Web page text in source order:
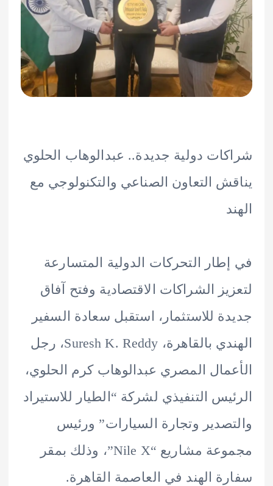
دولية جديدة.. عبدالوهاب الحلوي
التعاون الصناعي والتكنولوجي مع
التحركات الدولية المتسارعة
الشراكات الاقتصادية وفتح آفاق
للاستثمار، استقبل سعادة السفير
الهندي بالقاهرة، Suresh K. Reddy، رجل
المصري عبدالوهاب كرم الحلوي،
التنفيذي لشركة “الطيار للاستيراد
وتجارة السيارات” ورئيس
مجموعة مشاريع “Nile X”، وذلك بمقر
الهند في العاصمة القاهرة.